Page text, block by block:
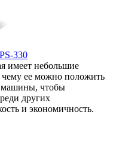
330
имеет небольшие
чему ее можно положить
машины, чтобы
других
и экономичность.